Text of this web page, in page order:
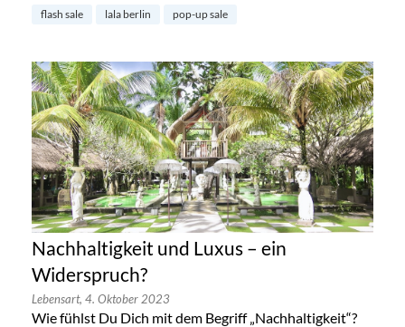
flash sale lala berlin pop-up sale
Nachhaltigkeit und Luxus – ein
Widerspruch?
Lebensart, 4. Oktober 2023
Wie fühlst Du Dich mit dem Begriff „Nachhaltigkeit“?